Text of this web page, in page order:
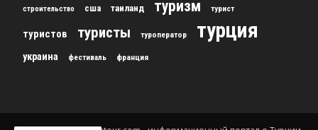
строительство сша таиланд туризм турист
туристов туристы туроператор турция
украина фестиваль франция